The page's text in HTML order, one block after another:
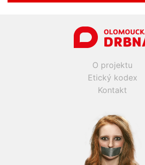
O projektu
Etický kodex
Kontakt